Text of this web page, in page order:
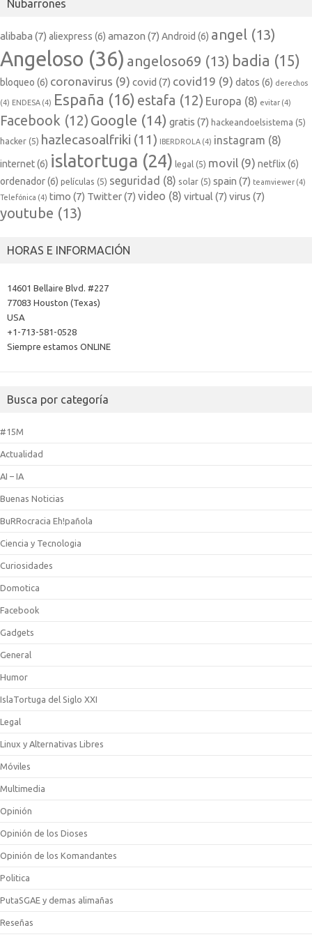
Nubarrones
alibaba (7) aliexpress (6) amazon (7) Android (6) angel (13)
Angeloso (36) angeloso69 (13) badia (15)
bloqueo (6) coronavirus (9) covid (7) covid19 (9) datos (6) derechos
(4) ENDESA (4) España (16) estafa (12) Europa (8) evitar (4)
Facebook (12) Google (14) gratis (7) hackeandoelsistema (5)
hacker (5) hazlecasoalfriki (11) IBERDROLA (4) instagram (8)
internet(6) islatortuga (24) legal (5) movil (9) netflix(6)
ordenador(6) películas (5) seguridad (8) solar (5) spain (7) teamviewer (4)
Telefónica (4) timo (7) Twitter(7) video (8) virtual (7) virus (7)
youtube (13)
HORAS E INFORMACIÓN
14601 Bellaire Blvd. #227
77083 Houston (Texas)
USA
+1-713-581-0528
Siempre estamos ONLINE
Busca por categoría
#15M
Actualidad
AI – IA
Buenas Noticias
BuRRocracia Eh!pañola
Ciencia y Tecnologia
Curiosidades
Domotica
Facebook
Gadgets
General
Humor
IslaTortuga del Siglo XXI
Legal
Linux y Alternativas Libres
Móviles
Multimedia
Opinión
Opinión de los Dioses
Opinión de los Komandantes
Politica
PutaSGAE y demas alimañas
Reseñas